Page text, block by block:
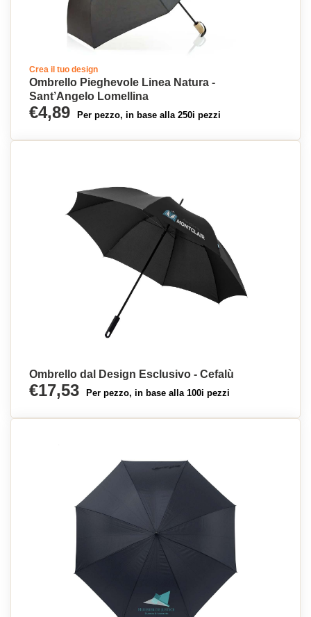
Crea il tuo design
Ombrello Pieghevole Linea Natura -
Sant’Angelo Lomellina
€4,89 Per pezzo, in base alla 250i pezzi
Ombrello dal Design Esclusivo - Cefalù
€17,53 Per pezzo, in base alla 100i pezzi